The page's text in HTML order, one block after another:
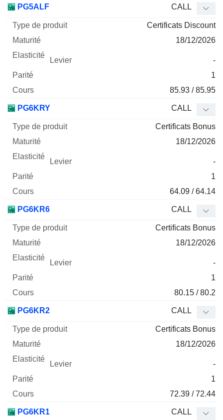
PG5ALF CALL
Certificats Discount
18/12/2026
-
1
85.93 / 85.95
PG6KRY CALL
Certificats Bonus
18/12/2026
-
1
64.09 / 64.14
PG6KR6 CALL
Certificats Bonus
18/12/2026
-
1
80.15 / 80.2
PG6KR2 CALL
Certificats Bonus
18/12/2026
-
1
72.39 / 72.44
PG6KR1 CALL